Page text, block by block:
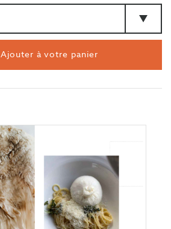
Ajouter à votre panier